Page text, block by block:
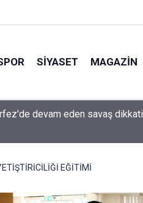
SIYASET MAGAZIN
devam eden savaş
EĞİTİMİ